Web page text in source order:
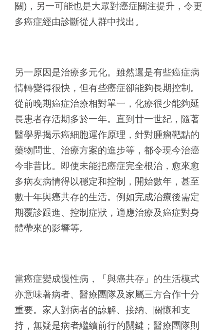
關)，另一可能也是大眾對癌症關注提升，令更
多癌症經由診斷從人群中找出。
另一原因是治療多元化。雖然還是有些癌症病
情轉變得很快，但有些癌症卻能夠長期控制。
從前晚期癌症治療相對單一，化療很少能夠延
長患者存活期多於一年。直到廿一世紀，隨著
醫學界揭示癌細胞運作原理，針對腫瘤靶點的
藥物問世、治療方案的進步等，都令現今治癌
今非昔比。即使未能把癌症完全根治，愈來愈
多病友病情得以穩定和控制，開始數年，甚至
數十年與癌共存的生活。例如完成治療後需定
期覆診跟進、控制症狀，適應治療及癌症對身
體帶來的影響等。
當癌症變成慢性病，「與癌共存」的生活模式
亦意味著病者、醫療團隊及家屬三方合作十分
重要。家人對病者的諒解、接納、關懷和支
持，無疑是病者繼續前行的關鍵；醫療團隊則